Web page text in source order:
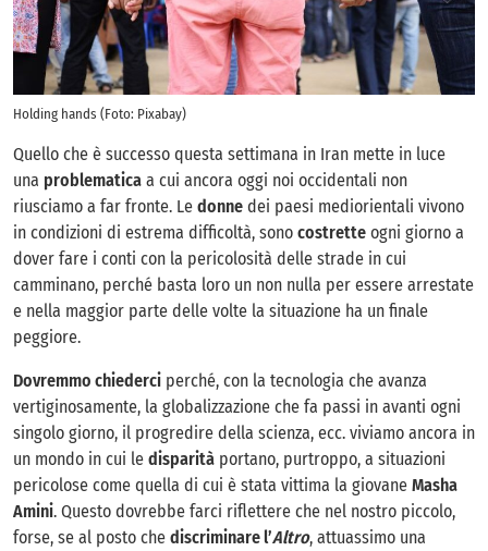
Holding hands (Foto: Pixabay)
Quello che è successo questa settimana in Iran mette in luce
una problematica a cui ancora oggi noi occidentali non
riusciamo a far fronte. Le donne dei paesi mediorientali vivono
in condizioni di estrema difficoltà, sono costrette ogni giorno a
dover fare i conti con la pericolosità delle strade in cui
camminano, perché basta loro un non nulla per essere arrestate
e nella maggior parte delle volte la situazione ha un finale
peggiore.
Dovremmo chiederci perché, con la tecnologia che avanza
vertiginosamente, la globalizzazione che fa passi in avanti ogni
singolo giorno, il progredire della scienza, ecc. viviamo ancora in
un mondo in cui le disparità portano, purtroppo, a situazioni
pericolose come quella di cui è stata vittima la giovane Masha
Amini. Questo dovrebbe farci riflettere che nel nostro piccolo,
forse, se al posto che discriminare l’Altro, attuassimo una